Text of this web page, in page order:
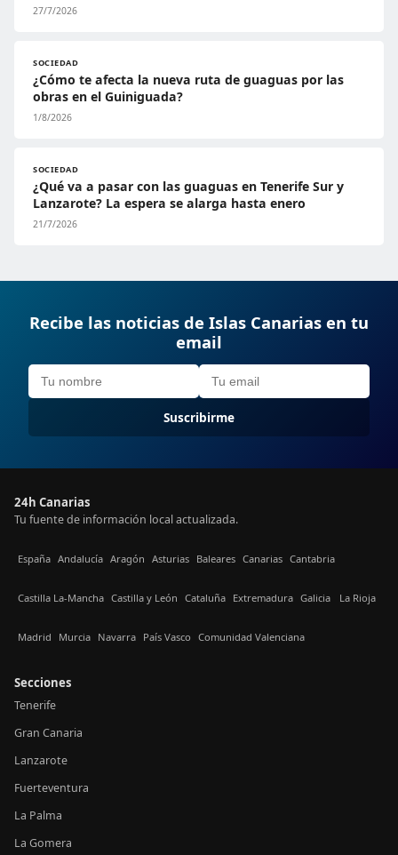
27/7/2026
SOCIEDAD
¿Cómo te afecta la nueva ruta de guaguas por las
obras en el Guiniguada?
1/8/2026
SOCIEDAD
¿Qué va a pasar con las guaguas en Tenerife Sur y
Lanzarote? La espera se alarga hasta enero
21/7/2026
Recibe las noticias de Islas Canarias en tu
email
Suscribirme
24h Canarias
Tu fuente de información local actualizada.
España Andalucía Aragón Asturias Baleares Canarias Cantabria
Castilla La-Mancha Castilla y León Cataluña Extremadura Galicia La Rioja
Madrid Murcia Navarra País Vasco Comunidad Valenciana
Secciones
Tenerife
Gran Canaria
Lanzarote
Fuerteventura
La Palma
La Gomera